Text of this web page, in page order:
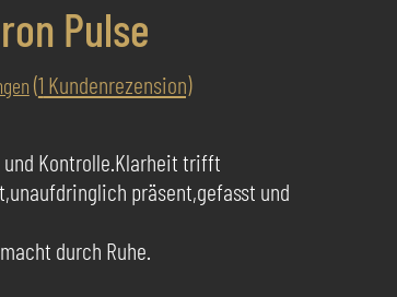
Pulse
(1 Kundenrezension)
und Kontrolle.Klarheit trifft
präsent,gefasst und
durch Ruhe.